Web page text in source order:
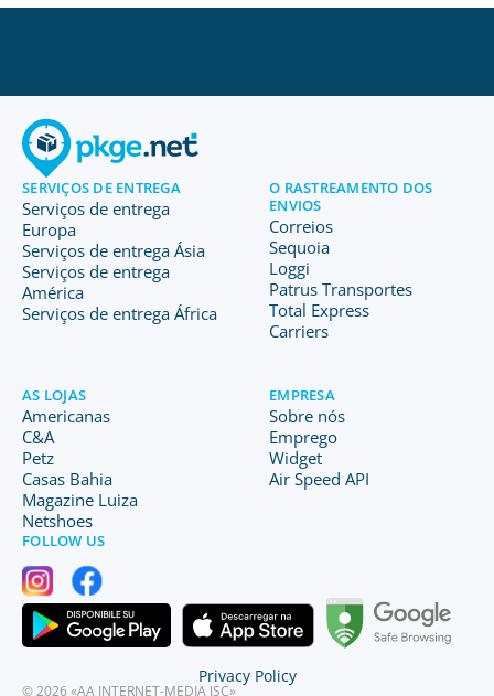
SERVIÇOS DE ENTREGA
Serviços de entrega
Europa
Serviços de entrega Ásia
Serviços de entrega
América
Serviços de entrega África
O RASTREAMENTO DOS
ENVIOS
Correios
Sequoia
Loggi
Patrus Transportes
Total Express
Carriers
AS LOJAS
Americanas
C&A
Petz
Casas Bahia
Magazine Luiza
Netshoes
EMPRESA
Sobre nós
Emprego
Widget
Air Speed API
FOLLOW US
© 2026 «AA INTERNET-MEDIA JSC»
Privacy Policy